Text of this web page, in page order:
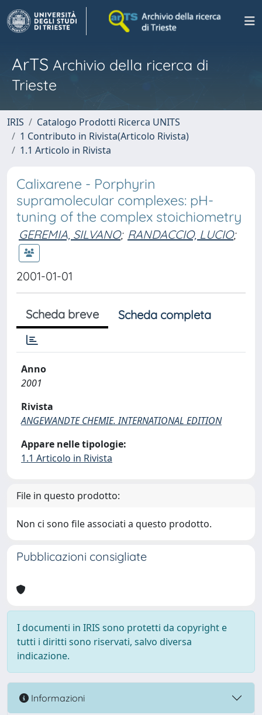
ArTS Archivio della ricerca di
Trieste
IRIS
Catalogo Prodotti Ricerca UNITS
1 Contributo in Rivista(Articolo Rivista)
1.1 Articolo in Rivista
Calixarene - Porphyrin
supramolecular complexes: pH-
tuning of the complex stoichiometry
GEREMIA, SILVANO; RANDACCIO, LUCIO;
2001-01-01
Scheda breve Scheda completa
Anno
2001
Rivista
ANGEWANDTE CHEMIE. INTERNATIONAL EDITION
Appare nelle tipologie:
1.1 Articolo in Rivista
File in questo prodotto:
Non ci sono file associati a questo prodotto.
Pubblicazioni consigliate
I documenti in IRIS sono protetti da copyright e
tutti i diritti sono riservati, salvo diversa
indicazione.
Informazioni